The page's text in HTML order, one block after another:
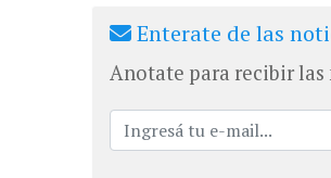
Enterate de las
Anotate para recibir las